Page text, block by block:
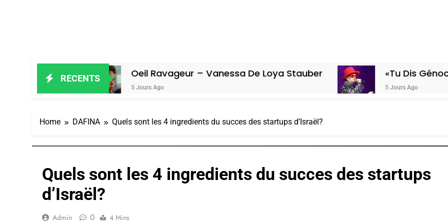
RECENTS
Oeil Ravageur – Vanessa De Loya Stauber
5 Jours Ago
«Tu Dis Génocide, Je
5 Jours Ago
Home DAFINA Quels sont les 4 ingredients du succes des startups d’Israël?
Quels sont les 4 ingredients du succes des startups
d’Israël?
Admin 0 4 Mins